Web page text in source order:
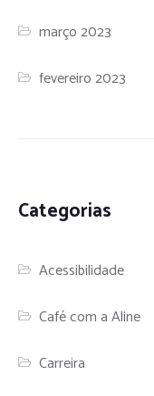
março 2023
fevereiro 2023
Categorias
Acessibilidade
Café com a Aline
Carreira